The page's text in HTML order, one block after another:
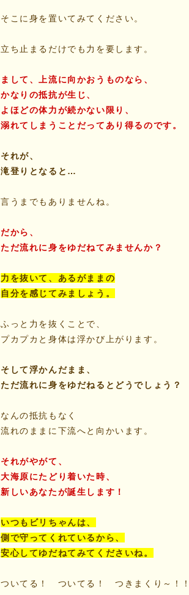
そこに身を置いてみてください。
立ち止まるだけでも力を要します。
まして、上流に向かおうものなら、
かなりの抵抗が生じ、
よほどの体力が続かない限り、
溺れてしまうことだってあり得るのです。
それが、
滝登りとなると…
言うまでもありませんね。
だから、
ただ流れに身をゆだねてみませんか？
力を抜いて、あるがままの
自分を感じてみましょう。
ふっと力を抜くことで、
プカプカと身体は浮かび上がります。
そして浮かんだまま、
ただ流れに身をゆだねるとどうでしょう？
なんの抵抗もなく
流れのままに下流へと向かいます。
それがやがて、
大海原にたどり着いた時、
新しいあなたが誕生します！
いつもビリちゃんは、
側で守ってくれているから、
安心してゆだねてみてくださいね。
ついてる！ ついてる！ つきまくり～！！